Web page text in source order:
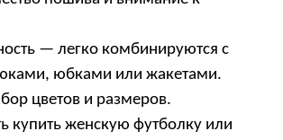
— легко комбинируются с
юбками или жакетами.
цветов и размеров.
купить женскую футболку или